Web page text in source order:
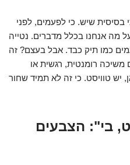
שיש. כי לפעמים, לפני
מה אנחנו בכלל מדברים. נטייה
כמו תיק כבד. אבל בעצם? זה
משיכה רומנטית, רגשית או
יש טוויסט. כי זה לא תמיד שחור
בי": הצבעים